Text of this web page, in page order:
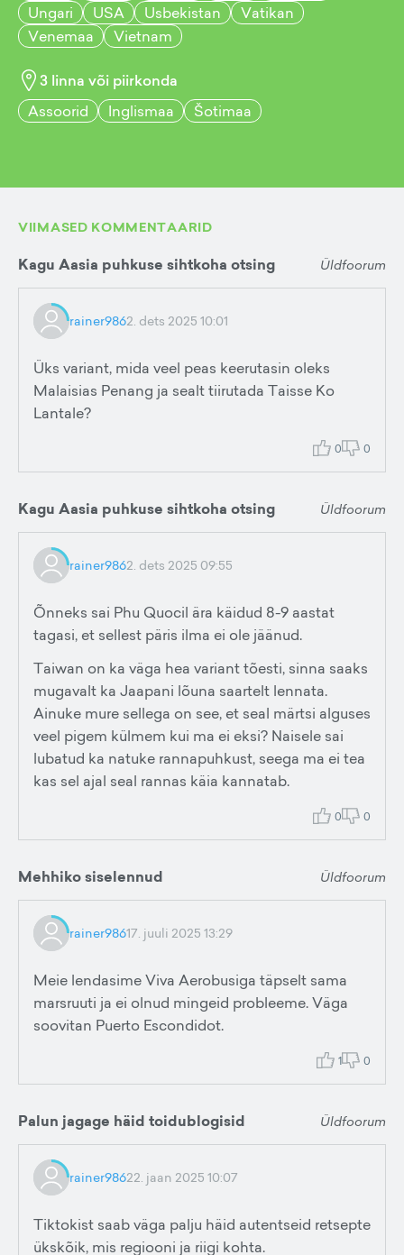
Ungari
USA Usbekistan
Vatikan
Venemaa
Vietnam
3 linna või piirkonda
Assoorid
Inglismaa Šotimaa
VIIMASED KOMMENTAARID
Kagu Aasia puhkuse sihtkoha otsing Üldfoorum
rainer9862. dets 2025 10:01
Üks variant, mida veel peas keerutasin oleks
Malaisias Penang ja sealt tiirutada Taisse Ko
Lantale?
0 0
Kagu Aasia puhkuse sihtkoha otsing Üldfoorum
rainer9862. dets 2025 09:55
Õnneks sai Phu Quocil ära käidud 8-9 aastat
tagasi, et sellest päris ilma ei ole jäänud.
Taiwan on ka väga hea variant tõesti, sinna saaks
mugavalt ka Jaapani lõuna saartelt lennata.
Ainuke mure sellega on see, et seal märtsi alguses
veel pigem külmem kui ma ei eksi? Naisele sai
lubatud ka natuke rannapuhkust, seega ma ei tea
kas sel ajal seal rannas käia kannatab.
0 0
Mehhiko siselennud Üldfoorum
rainer98617. juuli 2025 13:29
Meie lendasime Viva Aerobusiga täpselt sama
marsruuti ja ei olnud mingeid probleeme. Väga
soovitan Puerto Escondidot.
1 0
Palun jagage häid toidublogisid Üldfoorum
rainer98622. jaan 2025 10:07
Tiktokist saab väga palju häid autentseid retsepte
ükskõik, mis regiooni ja riigi kohta.